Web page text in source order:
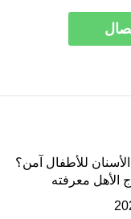
للأطفال آمن؟
الأهل معرفته